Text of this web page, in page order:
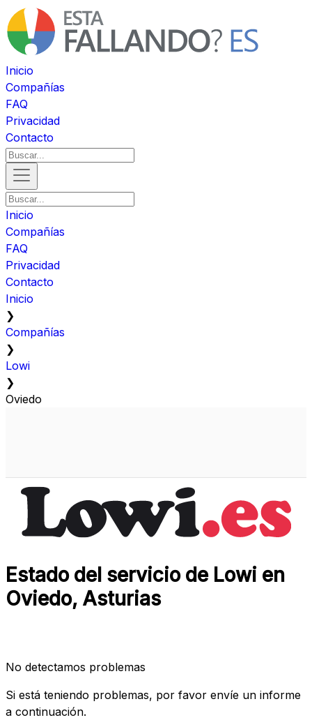
Inicio
Compañías
FAQ
Privacidad
Contacto
Inicio
Compañías
FAQ
Privacidad
Contacto
Inicio
❯
Compañías
❯
Lowi
❯
Oviedo
Estado del servicio de Lowi en
Oviedo, Asturias
No detectamos problemas
Si está teniendo problemas, por favor envíe un informe
a continuación.